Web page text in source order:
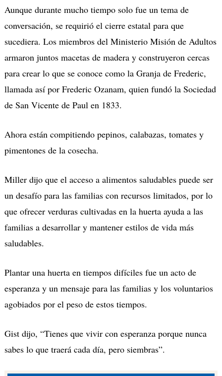
Aunque durante mucho tiempo solo fue un tema de
conversación, se requirió el cierre estatal para que
sucediera. Los miembros del Ministerio Misión de Adultos
armaron juntos macetas de madera y construyeron cercas
para crear lo que se conoce como la Granja de Frederic,
llamada así por Frederic Ozanam, quien fundó la Sociedad
de San Vicente de Paul en 1833.
Ahora están compitiendo pepinos, calabazas, tomates y
pimentones de la cosecha.
Miller dijo que el acceso a alimentos saludables puede ser
un desafío para las familias con recursos limitados, por lo
que ofrecer verduras cultivadas en la huerta ayuda a las
familias a desarrollar y mantener estilos de vida más
saludables.
Plantar una huerta en tiempos difíciles fue un acto de
esperanza y un mensaje para las familias y los voluntarios
agobiados por el peso de estos tiempos.
Gist dijo, “Tienes que vivir con esperanza porque nunca
sabes lo que traerá cada día, pero siembras”.